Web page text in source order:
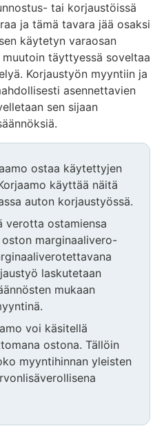
tai korjaustöissä
ja tämä tavara jää osaksi
käytetyn varaosan
täyttyessä soveltaa
Korjaustyön myyntiin ja
asennettavien
sen sijaan
ostaa käytettyjen
käyttää näitä
auton korjaustyössä.
verotta ostamiensa
marginaalivero-
laskutetaan
mukaan
voi käsitellä
ostona. Tällöin
myyntihinnan yleisten